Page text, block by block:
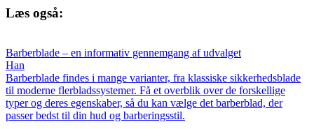
Læs også:
Barberblade – en informativ gennemgang af udvalget
Han
Barberblade findes i mange varianter, fra klassiske sikkerhedsblade
til moderne flerbladssystemer. Få et overblik over de forskellige
typer og deres egenskaber, så du kan vælge det barberblad, der
passer bedst til din hud og barberingsstil.